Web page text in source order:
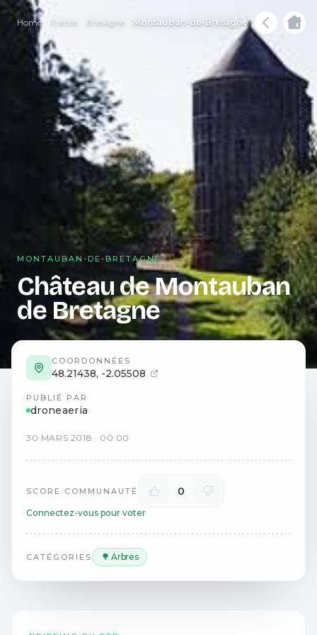
Home France Bretagne Montauban-de-Bretagne
MONTAUBAN-DE-BRETAGNE
Château de Montauban
de Bretagne
COORDONNÉES
48.21438, -2.05508
PUBLIÉ PAR
droneaeria
30 MARS 2018 · 00:00
SCORE COMMUNAUTÉ 0
Connectez-vous pour voter
CATÉGORIES 🌳 Arbres